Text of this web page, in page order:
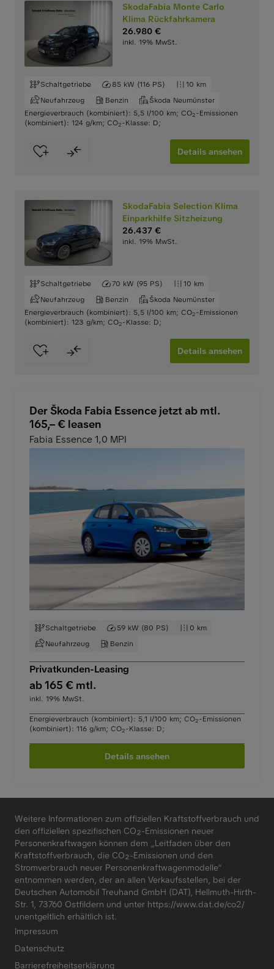
SkodaFabia Monte Carlo
Klima Rückfahrkamera
26.980 €
inkl. 19% MwSt.
Schaltgetriebe 85 kW (116 PS)
10 km
Neufahrzeug
Benzin
Škoda Neumünster
Energieverbrauch (kombiniert): 5,5 l/100 km; CO2-Emissionen
(kombiniert): 124 g/km; CO2-Klasse: D;
Details ansehen
SkodaFabia Selection Klima
Einparkhilfe Sitzheizung
26.437 €
inkl. 19% MwSt.
Schaltgetriebe 70 kW (95 PS)
10 km
Neufahrzeug
Benzin
Škoda Neumünster
Energieverbrauch (kombiniert): 5,5 l/100 km; CO2-Emissionen
(kombiniert): 123 g/km; CO2-Klasse: D;
Details ansehen
Der Škoda Fabia Essence jetzt ab mtl.
165,– € leasen
Fabia Essence 1,0 MPI
Schaltgetriebe 59 kW (80 PS)
0 km
Neufahrzeug
Benzin
Privatkunden-Leasing
ab 165 € mtl.
inkl. 19% MwSt.
Energieverbrauch (kombiniert): 5,1 l/100 km; CO2-Emissionen
(kombiniert): 116 g/km; CO2-Klasse: D;
Details ansehen
Impressum
Datenschutz
Barrierefreiheitserklärung
Weitere Informationen zum offiziellen Kraftstoffverbrauch und
den offiziellen spezifischen CO₂-Emissionen neuer
Personenkraftwagen können dem „Leitfaden über den
Kraftstoffverbrauch, die CO₂-Emissionen und den
Stromverbrauch neuer Personenkraftwagenmodelle“
entnommen werden, der an allen Verkaufsstellen, bei der
Deutschen Automobil Treuhand GmbH (DAT), Hellmuth-Hirth-
Str. 1, 73760 Ostfildern und unter https://www.dat.de/co2/
unentgeltlich erhältlich ist.